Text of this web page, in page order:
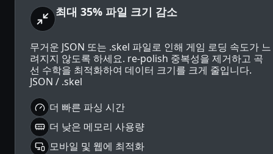
최대 35% 파일 크기 감소
무거운 JSON 또는 .skel 파일로 인해 게임 로딩 속도가 느
려지지 않도록 하세요. re-polish 중복성을 제거하고 곡
선 수학을 최적화하여 데이터 크기를 크게 줄입니다.
JSON / .skel
더 빠른 파싱 시간
더 낮은 메모리 사용량
모바일 및 웹에 최적화